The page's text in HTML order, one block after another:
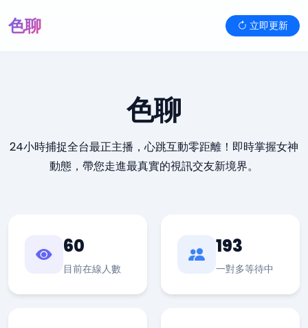
色聊 立即更新
色聊
24小時捕捉全台最正主播，心跳互動零距離！即時掌握女神
動態，帶您走進最真實的視訊交友新境界。
60
目前在線人數
193
一對多等待中